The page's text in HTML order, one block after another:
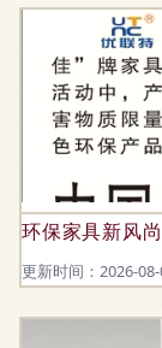
环保家具新风
更新时间：2026-